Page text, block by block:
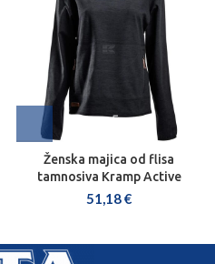
Ženska majica od flisa
tamnosiva Kramp Active
51,18€